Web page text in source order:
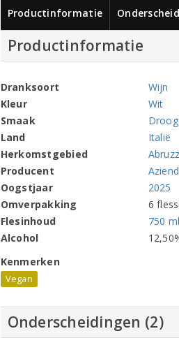
Productinformatie
Productinformatie
Dranksoort
Wijn
Kleur
Wit
Smaak
Droog
Land
Italië
Herkomstgebied
Producent
Oogstjaar
2025
Omverpakking
6
Flesinhoud
750 ml
Alcohol
Kenmerken
Vegan
Onderscheidingen (2)